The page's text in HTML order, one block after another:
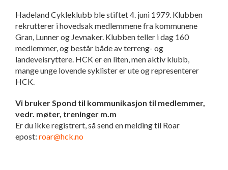
Hadeland Cykleklubb ble stiftet 4. juni 1979. Klubben
rekrutterer i hovedsak medlemmene fra kommunene
Gran, Lunner og Jevnaker. Klubben teller i dag 160
medlemmer, og består både av terreng- og
landeveisryttere. HCK er en liten, men aktiv klubb,
mange unge lovende syklister er ute og representerer
HCK.
Vi bruker Spond til kommunikasjon til medlemmer,
vedr. møter, treninger m.m
Er du ikke registrert, så send en melding til Roar
epost: roar@hck.no